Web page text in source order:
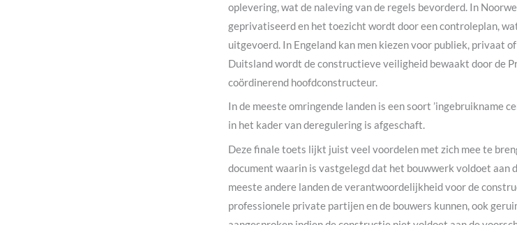
oplevering, wat de naleving van de regels bevorderd. In
geprivatiseerd en het toezicht wordt door een controleplan,
uitgevoerd. In Engeland kan men kiezen voor publiek, privaat
Duitsland wordt de constructieve veiligheid bewaakt door de
coördinerend hoofdconstructeur.
In de meeste omringende landen is een soort ’ingebruikname
in het kader van deregulering is afgeschaft.
Deze finale toets lijkt juist veel voordelen met zich mee te
document waarin is vastgelegd dat het bouwwerk voldoet aan
meeste andere landen de verantwoordelijkheid voor de
professionele private partijen en de bouwers kunnen, ook